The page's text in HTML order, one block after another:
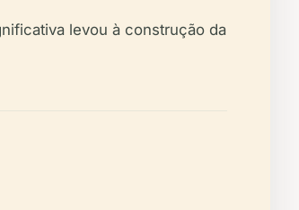
levou à construção da